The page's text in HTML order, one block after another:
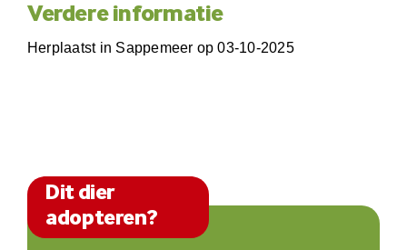
Verdere informatie
Herplaatst in Sappemeer op 03-10-2025
Dit dier
adopteren?